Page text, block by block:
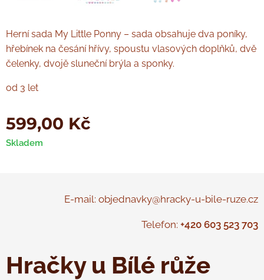
Herní sada My Little Ponny – sada obsahuje dva poníky,
hřebínek na česání hřívy, spoustu vlasových doplňků, dvě
čelenky, dvojě sluneční brýla a sponky.
od 3 let
599,00 Kč
Skladem
E-mail: objednavky@hracky-u-bile-ruze.cz
Telefon: +420 603 523 703
Hračky u Bílé růže